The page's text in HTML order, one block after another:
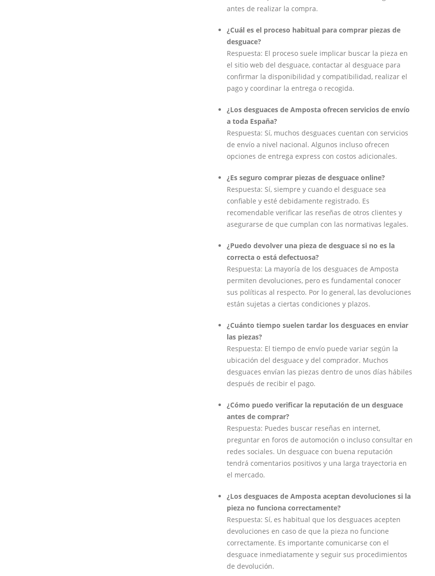
antes de realizar la compra.
¿Cuál es el proceso habitual para comprar piezas de
desguace?
Respuesta: El proceso suele implicar buscar la pieza en
el sitio web del desguace, contactar al desguace para
confirmar la disponibilidad y compatibilidad, realizar el
pago y coordinar la entrega o recogida.
¿Los desguaces de Amposta ofrecen servicios de envío
a toda España?
Respuesta: Sí, muchos desguaces cuentan con servicios
de envío a nivel nacional. Algunos incluso ofrecen
opciones de entrega express con costos adicionales.
¿Es seguro comprar piezas de desguace online?
Respuesta: Sí, siempre y cuando el desguace sea
confiable y esté debidamente registrado. Es
recomendable verificar las reseñas de otros clientes y
asegurarse de que cumplan con las normativas legales.
¿Puedo devolver una pieza de desguace si no es la
correcta o está defectuosa?
Respuesta: La mayoría de los desguaces de Amposta
permiten devoluciones, pero es fundamental conocer
sus políticas al respecto. Por lo general, las devoluciones
están sujetas a ciertas condiciones y plazos.
¿Cuánto tiempo suelen tardar los desguaces en enviar
las piezas?
Respuesta: El tiempo de envío puede variar según la
ubicación del desguace y del comprador. Muchos
desguaces envían las piezas dentro de unos días hábiles
después de recibir el pago.
¿Cómo puedo verificar la reputación de un desguace
antes de comprar?
Respuesta: Puedes buscar reseñas en internet,
preguntar en foros de automoción o incluso consultar en
redes sociales. Un desguace con buena reputación
tendrá comentarios positivos y una larga trayectoria en
el mercado.
¿Los desguaces de Amposta aceptan devoluciones si la
pieza no funciona correctamente?
Respuesta: Sí, es habitual que los desguaces acepten
devoluciones en caso de que la pieza no funcione
correctamente. Es importante comunicarse con el
desguace inmediatamente y seguir sus procedimientos
de devolución.